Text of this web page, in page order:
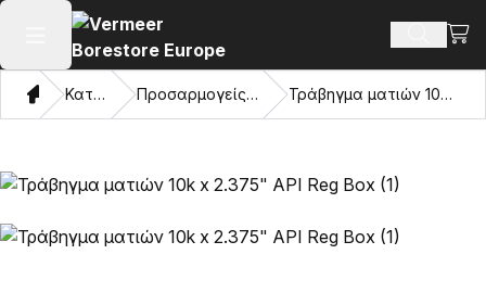
Άνοιγμα κύριου μενού
Σπίτι Κατάλογος Προσαρμογείς και μάτια έλξης Τράβηγμα ματιών 10k x 2.375" API Reg Box